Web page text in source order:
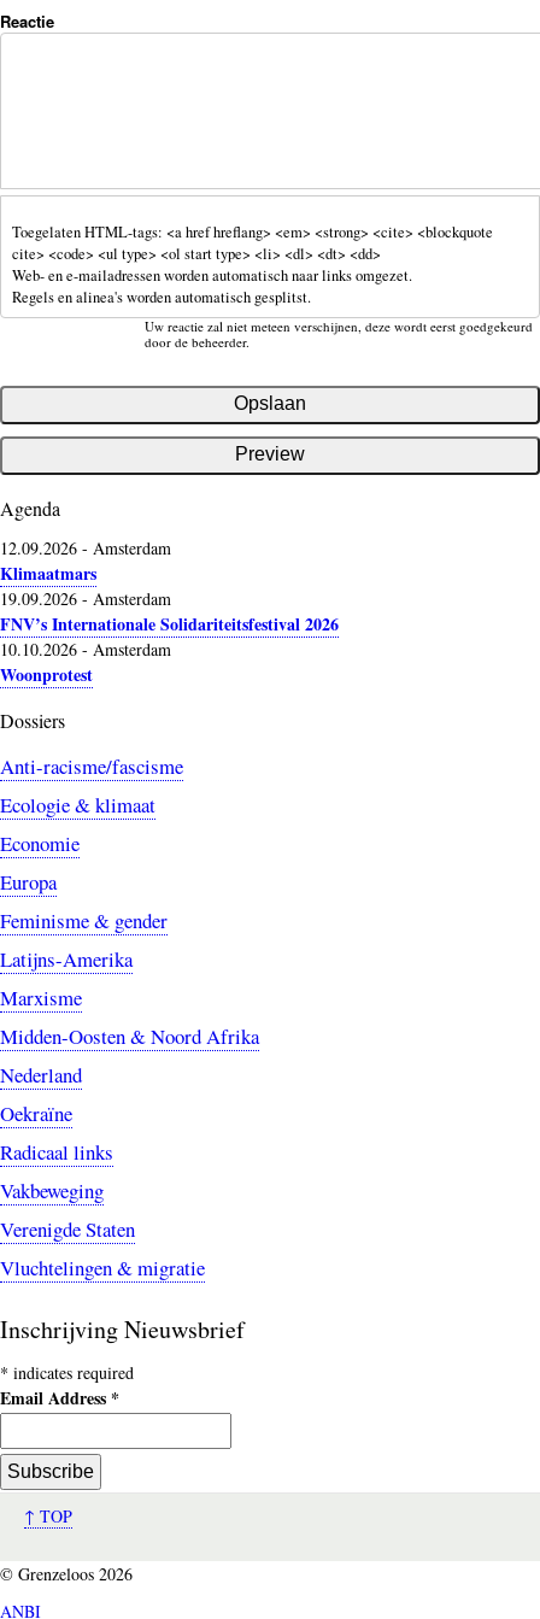
Reactie
Toegelaten HTML-tags: <a href hreflang> <em> <strong> <cite> <blockquote
cite> <code> <ul type> <ol start type> <li> <dl> <dt> <dd>
Web- en e-mailadressen worden automatisch naar links omgezet.
Regels en alinea's worden automatisch gesplitst.
Uw reactie zal niet meteen verschijnen, deze wordt eerst goedgekeurd
door de beheerder.
Agenda
12.09.2026 - Amsterdam
Klimaatmars
19.09.2026 - Amsterdam
FNV’s Internationale Solidariteitsfestival 2026
10.10.2026 - Amsterdam
Woonprotest
Dossiers
Anti-racisme/fascisme
Ecologie & klimaat
Economie
Europa
Feminisme & gender
Latijns-Amerika
Marxisme
Midden-Oosten & Noord Afrika
Nederland
Oekraïne
Radicaal links
Vakbeweging
Verenigde Staten
Vluchtelingen & migratie
Inschrijving Nieuwsbrief
* indicates required
Email Address *
↑ TOP
© Grenzeloos 2026
ANBI